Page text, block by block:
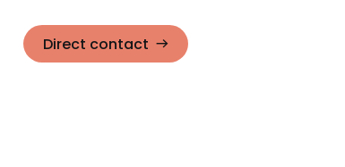
Direct contact